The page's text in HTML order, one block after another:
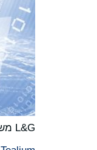
L&G משיגה עלייה של 54% בהמרות קריאה ללידים, בנוסף לשיפור החדשנות הפנימית כדי להגביר את היעילות התפעולית